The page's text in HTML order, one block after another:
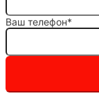
Ваш телефон*